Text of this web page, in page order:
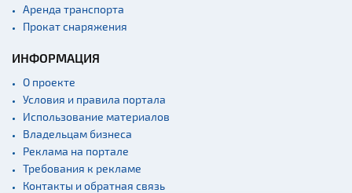
Театры
Концертные залы
экскурсий: г. Минск
Спортивные
сооружения
Веломаршруты
Аэропорты
Аренда транспорта
Прокат снаряжения
ИНФОРМАЦИЯ
О проекте
Условия и правила портала
Использование материалов
Владельцам бизнеса
Реклама на портале
Требования к рекламе
Контакты и обратная связь